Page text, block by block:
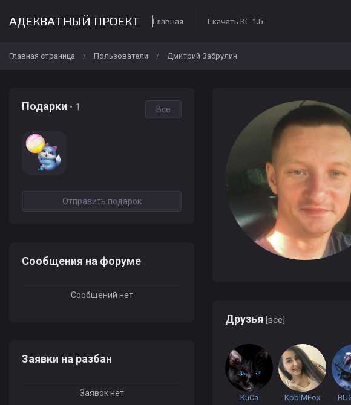
АДЕКВАТНЫЙ ПРОЕКТ Главная Скачать КС 1.6
Главная страница / Пользователи / Дмитрий Забрулин
Друзья [все]
KuCa KpblMFox
Подарки • 1 Все
Отправить подарок
Сообщения на форуме
Сообщений нет
Заявки на разбан
Заявок нет